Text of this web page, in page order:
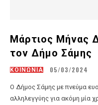
Μάρτιος Μήνας
τον Δήμο Σάμης
ΚΟΙΝΩΝΙΑ 05/03/2024
Ο Δήμος Σάμης με πνεύμα
αλληλεγγύης για ακόμη μία